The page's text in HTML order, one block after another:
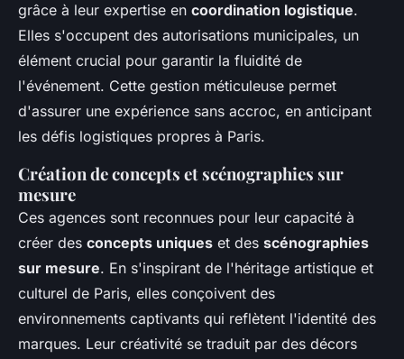
grâce à leur expertise en coordination logistique.
Elles s'occupent des autorisations municipales, un
élément crucial pour garantir la fluidité de
l'événement. Cette gestion méticuleuse permet
d'assurer une expérience sans accroc, en anticipant
les défis logistiques propres à Paris.
Création de concepts et scénographies sur
mesure
Ces agences sont reconnues pour leur capacité à
créer des concepts uniques et des scénographies
sur mesure. En s'inspirant de l'héritage artistique et
culturel de Paris, elles conçoivent des
environnements captivants qui reflètent l'identité des
marques. Leur créativité se traduit par des décors